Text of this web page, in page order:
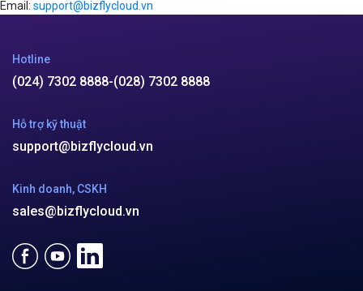
Email: support@bizflycloud.vn
Hotline
(024) 7302 8888-(028) 7302 8888
Hỗ trợ kỹ thuật
support@bizflycloud.vn
Kinh doanh, CSKH
sales@bizflycloud.vn